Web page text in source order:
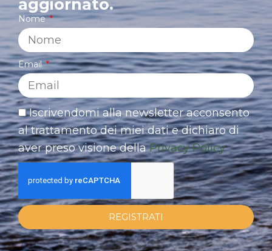
aggiornato.
Nome
Email
Iscrivendomi alla newsletter acconsento
al trattamento dei miei dati e dichiaro di
aver preso visione dellaPrivacy Policy
REGISTRATI